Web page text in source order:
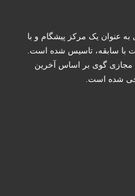
عنوان یک مرکز پیشگام و با
با سابقه، تاسیس شده است.
گوی بر اساس آخرین
شده است.